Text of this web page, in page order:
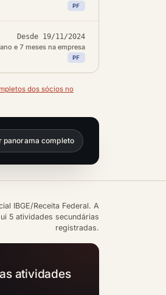
PF
Desde 19/11/2024
e 7 meses na empresa
PF
dos sócios no
panorama completo
IBGE/Receita Federal. A
5 atividades secundárias
registradas.
atividades